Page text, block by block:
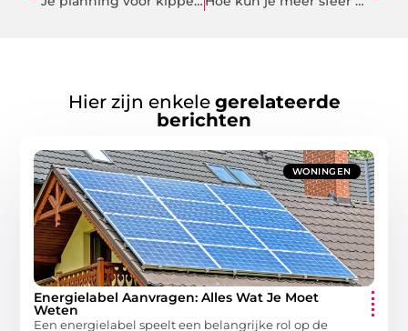
Hier zijn enkele gerelateerde
berichten
WONINGEN
Energielabel Aanvragen: Alles Wat Je Moet
Weten
Een energielabel speelt een belangrijke rol op de